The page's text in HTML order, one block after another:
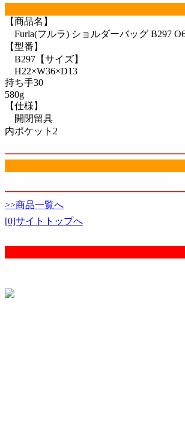
【商品名】
Furla(フルラ) ショルダーバッグ B297
【型番】
B297【サイズ】
H22×W36×D13
持ち手30
580g
【仕様】
開閉留具
内ポケット2
>>商品一覧へ
[0]サイトトップへ